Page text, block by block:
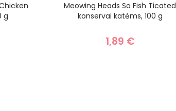
g
Meowing Heads So Fish Ticated
konservai katėms, 100 g
1,89 €